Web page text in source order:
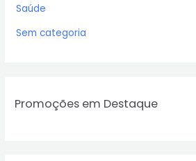
Saúde
Sem categoria
Promoções em Destaque